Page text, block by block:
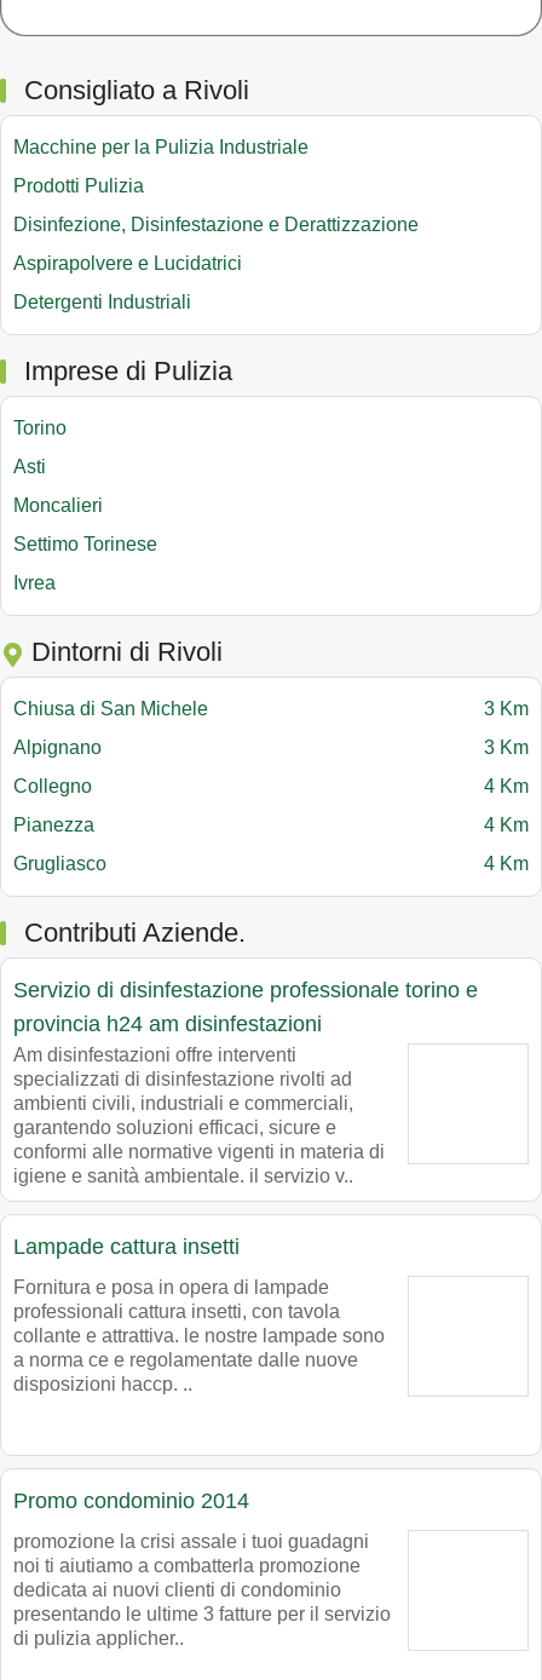
Consigliato a Rivoli
Macchine per la Pulizia Industriale
Prodotti Pulizia
Disinfezione, Disinfestazione e Derattizzazione
Aspirapolvere e Lucidatrici
Detergenti Industriali
Imprese di Pulizia
Torino
Asti
Moncalieri
Settimo Torinese
Ivrea
Dintorni di Rivoli
Chiusa di San Michele
3 Km
Alpignano
3 Km
Collegno
4 Km
Pianezza
4 Km
Grugliasco
4 Km
Contributi Aziende.
Servizio di disinfestazione professionale torino e
provincia h24 am disinfestazioni
Am disinfestazioni offre interventi
specializzati di disinfestazione rivolti ad
ambienti civili, industriali e commerciali,
garantendo soluzioni efficaci, sicure e
conformi alle normative vigenti in materia di
igiene e sanità ambientale. il servizio v..
Lampade cattura insetti
Fornitura e posa in opera di lampade
professionali cattura insetti, con tavola
collante e attrattiva. le nostre lampade sono
a norma ce e regolamentate dalle nuove
disposizioni haccp. ..
Promo condominio 2014
promozione la crisi assale i tuoi guadagni
noi ti aiutiamo a combatterla promozione
dedicata ai nuovi clienti di condominio
presentando le ultime 3 fatture per il servizio
di pulizia applicher..